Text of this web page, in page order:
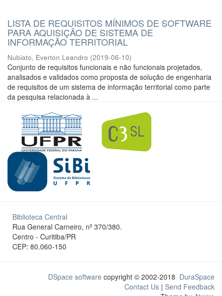
LISTA DE REQUISITOS MÍNIMOS DE SOFTWARE
PARA AQUISIÇÃO DE SISTEMA DE
INFORMAÇÃO TERRITORIAL
Nubiato, Everton Leandro (2019-06-10)
Conjunto de requisitos funcionais e não funcionais projetados,
analisados e validados como proposta de solução de engenharia
de requisitos de um sistema de informação territorial como parte
da pesquisa relacionada à ...
Biblioteca Central
Rua General Carneiro, nº 370/380.
Centro - Curitiba/PR
CEP: 80.060-150
DSpace software copyright © 2002-2018 DuraSpace
Contact Us | Send Feedback